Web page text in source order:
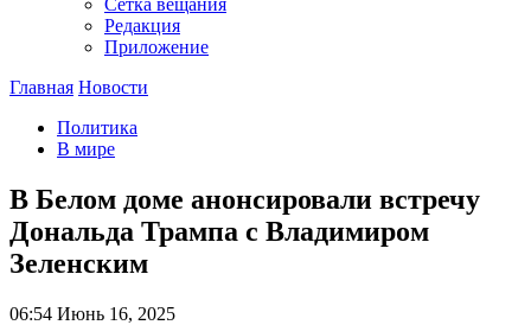
Сетка вещания
Редакция
Приложение
Главная Новости
Политика
В мире
В Белом доме анонсировали встречу
Дональда Трампа с Владимиром
Зеленским
06:54 Июнь 16, 2025